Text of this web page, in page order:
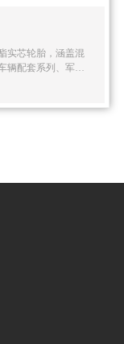
芯轮胎，涵盖混
辆配套系列、军用